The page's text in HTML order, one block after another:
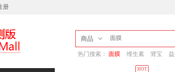
册
商品
热门搜索： 面膜 维生素 肾宝
HOT